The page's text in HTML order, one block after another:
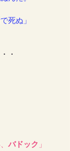
死ぬ」
・
バドック 」